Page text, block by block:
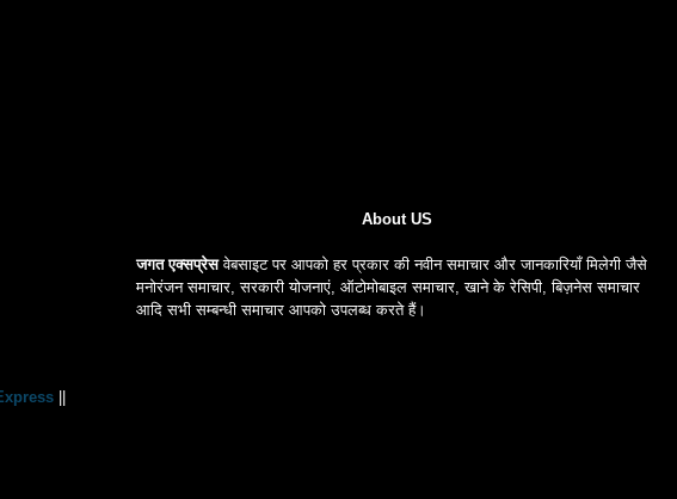
About US
जगत एक्सप्रेसवेबसाइट पर आपको हर प्रकार की नवीन समाचार और जानकारियाँ मिलेगी जैसे
मनोरंजन समाचार, सरकारी योजनाएं, ऑटोमोबाइल समाचार, खाने के रेसिपी, बिज़नेस समाचार
आदि सभी सम्बन्धी समाचार आपको उपलब्ध करते हैं।
||